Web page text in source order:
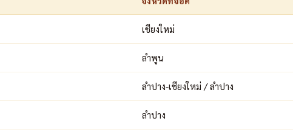
เชียงใหม่
ลำพูน
ลำปาง-เชียงใหม่ / ลำปาง
ลำปาง